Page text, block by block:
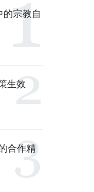
的宗教自
生效
合作精